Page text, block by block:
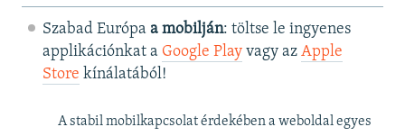
Szabad Európa a mobilján: töltse le ingyenes
applikációnkat a Google Playvagy az Apple
Store kínálatából!
A stabil mobilkapcsolat érdekében a weboldal egyes